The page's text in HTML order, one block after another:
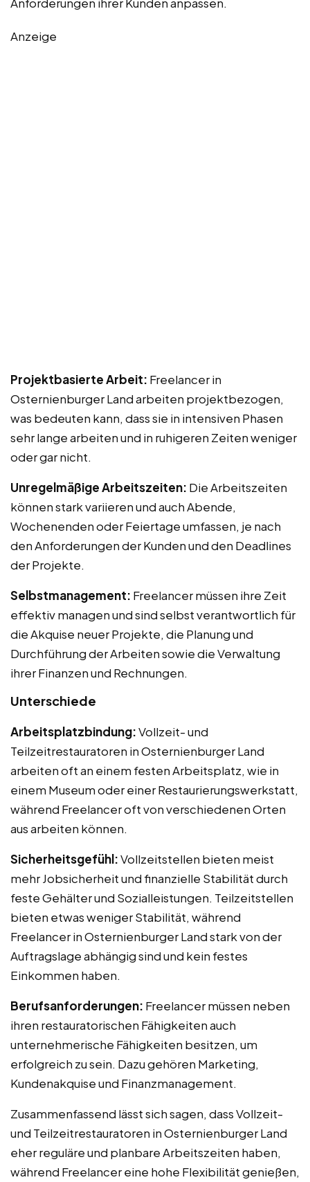
Anzeige
Projektbasierte Arbeit: Freelancer in
Osternienburger Land arbeiten projektbezogen,
was bedeuten kann, dass sie in intensiven Phasen
sehr lange arbeiten und in ruhigeren Zeiten weniger
oder gar nicht.
Unregelmäßige Arbeitszeiten: Die Arbeitszeiten
können stark variieren und auch Abende,
Wochenenden oder Feiertage umfassen, je nach
den Anforderungen der Kunden und den Deadlines
der Projekte.
Selbstmanagement: Freelancer müssen ihre Zeit
effektiv managen und sind selbst verantwortlich für
die Akquise neuer Projekte, die Planung und
Durchführung der Arbeiten sowie die Verwaltung
ihrer Finanzen und Rechnungen.
Unterschiede
Arbeitsplatzbindung:Vollzeit- und
Teilzeitrestauratoren in Osternienburger Land
arbeiten oft an einem festen Arbeitsplatz, wie in
einem Museum oder einer Restaurierungswerkstatt,
während Freelancer oft von verschiedenen Orten
aus arbeiten können.
Sicherheitsgefühl:Vollzeitstellen bieten meist
mehr Jobsicherheit und finanzielle Stabilität durch
feste Gehälter und Sozialleistungen. Teilzeitstellen
bieten etwas weniger Stabilität, während
Freelancer in Osternienburger Land stark von der
Auftragslage abhängig sind und kein festes
Einkommen haben.
Berufsanforderungen: Freelancer müssen neben
ihren restauratorischen Fähigkeiten auch
unternehmerische Fähigkeiten besitzen, um
erfolgreich zu sein. Dazu gehören Marketing,
Kundenakquise und Finanzmanagement.
Zusammenfassend lässt sich sagen, dass Vollzeit-
und Teilzeitrestauratoren in Osternienburger Land
eher reguläre und planbare Arbeitszeiten haben,
während Freelancer eine hohe Flexibilität genießen,